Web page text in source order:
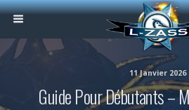
11 Janvier 2026
Guide Pour Débutants –